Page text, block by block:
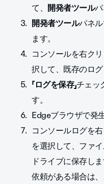
て、 開発者ツール
開発者ツールパネ
ます。
コンソールを右クリ
択して、既存のログ
「ログを保存」チェッ
す。
Edgeブラウザで発
コンソールログを右
を選択して、ファ
ドライブに保存し
依頼がある場合は